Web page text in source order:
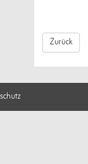
Zurück